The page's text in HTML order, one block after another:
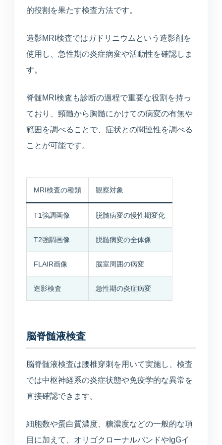
的役割を果たす検査方法です。
造影MRI検査ではガドリニウムという造影剤を
使用し、急性期の炎症病変や活動性を確認しま
す。
脊髄MRI検査も診断の過程で重要な役割を持っ
ており、頸髄から胸髄にかけての病変の有無や
範囲を調べることで、症状との関連性を調べる
ことが可能です。
MRI検査の種類 観察対象
T1強調画像 脱髄病変の慢性期変化
T2強調画像 脱髄病変の全体像
FLAIR画像 脳室周囲の病変
造影検査 急性期の炎症病変
脳脊髄液検査
脳脊髄液検査は腰椎穿刺を用いて実施し、検査
では中枢神経系の炎症状態や免疫学的な異常を
直接確認できます。
細胞数や蛋白質濃度、糖濃度などの一般的な項
目に加えて、オリゴクローナルバンドやIgGイ